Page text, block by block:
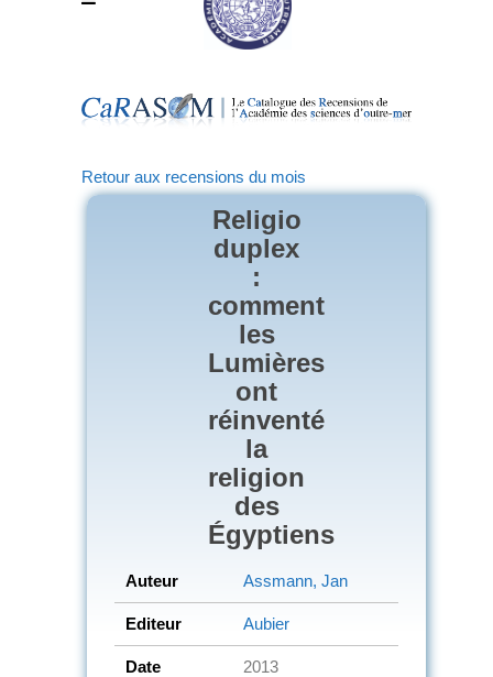
Retour aux recensions du mois
Religio
duplex
:
comment
les
Lumières
ont
réinventé
la
religion
des
Égyptiens
Auteur Assmann, Jan
Editeur Aubier
Date 2013